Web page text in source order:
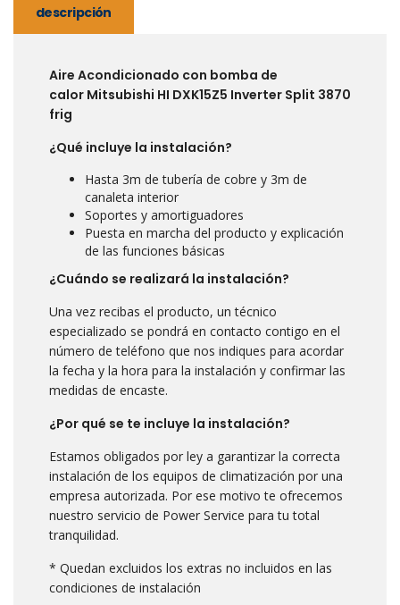
descripción
Aire Acondicionado con bomba de
calor Mitsubishi HI DXK15Z5 Inverter Split 3870
frig
¿Qué incluye la instalación?
Hasta 3m de tubería de cobre y 3m de
canaleta interior
Soportes y amortiguadores
Puesta en marcha del producto y explicación
de las funciones básicas
¿Cuándo se realizará la instalación?
Una vez recibas el producto, un técnico
especializado se pondrá en contacto contigo en el
número de teléfono que nos indiques para acordar
la fecha y la hora para la instalación y confirmar las
medidas de encaste.
¿Por qué se te incluye la instalación?
Estamos obligados por ley a garantizar la correcta
instalación de los equipos de climatización por una
empresa autorizada. Por ese motivo te ofrecemos
nuestro servicio de Power Service para tu total
tranquilidad.
* Quedan excluidos los extras no incluidos en las
condiciones de instalación